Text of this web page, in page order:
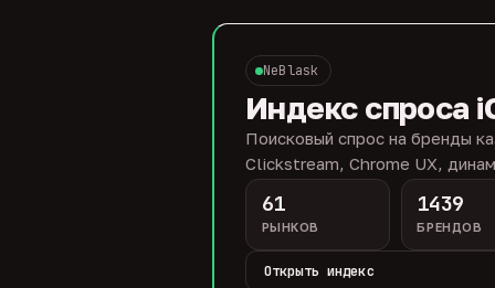
NeBlask
Индекс спроса
Поисковый спрос на бренды
Clickstream, Chrome UX,
61
РЫНКОВ
1439
БРЕНДОВ
Открыть индекс